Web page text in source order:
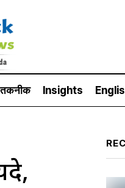
तकनीक Insights